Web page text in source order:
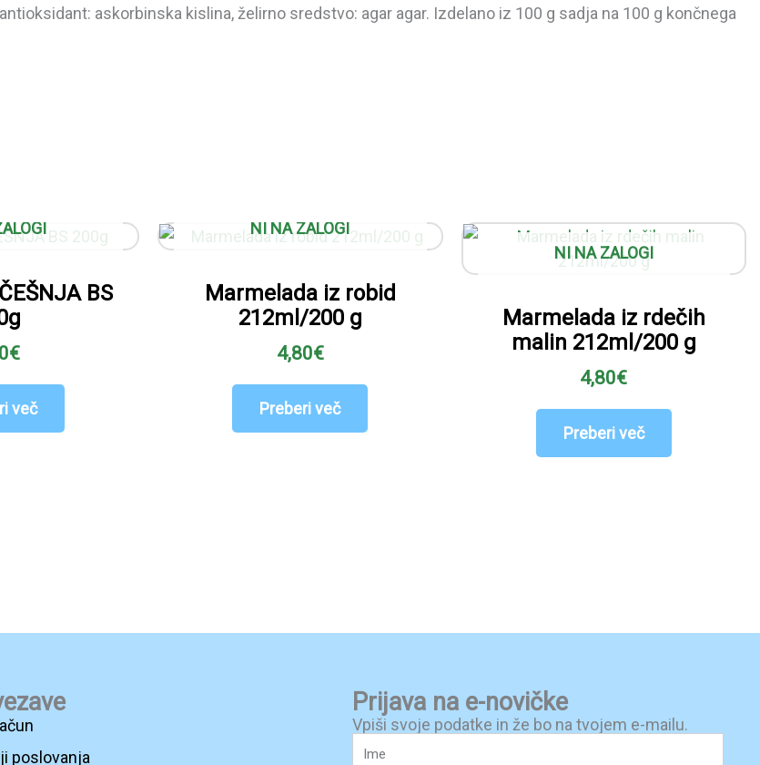
askorbinska kislina, želirno sredstvo: agar agar. Izdelano iz 100 g sadja na 100 g končnega
BS
€
več
NI NA ZALOGI
Marmelada iz robid
212ml/200 g
4,80€
Preberi več
NI NA ZALOGI
Marmelada iz rdečih
malin 212ml/200 g
4,80€
Preberi več
poslovanja
Prijava na e-novičke
Vpiši svoje podatke in že bo na tvojem e-mailu.